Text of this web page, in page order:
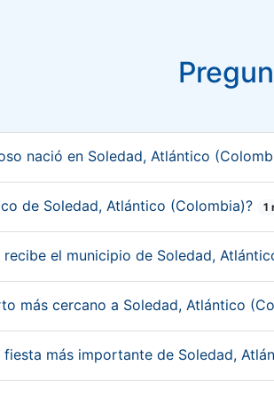
nació en Soledad, Atlántico
de Soledad, Atlántico (Colombia)? 1
recibe el municipio de Soledad,
más cercano a Soledad, Atlántico
fiesta más importante de Soledad,